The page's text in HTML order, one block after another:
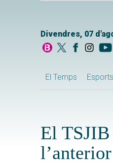
Divendres, 07
El Temps Esports
El TSJIB